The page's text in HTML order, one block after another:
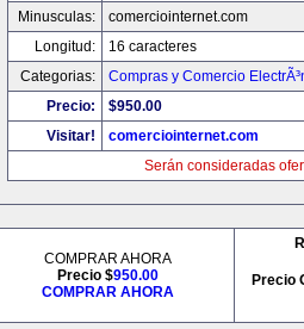
Minusculas:
comerciointernet.com
Longitud:
16 caracteres
Categorias:
Compras y Comercio
Precio:
$950.00
Visitar!
comerciointernet.com
Serán consideradas
COMPRAR AHORA
Precio $950.00
COMPRAR AHORA
Precio